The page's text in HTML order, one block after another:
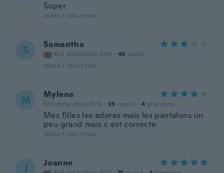
Super
około 7 roku temu
S Samantha
Rok dołączenia 2019 · 46 opinie
około 7 roku temu
M Mylene
Rok dołączenia 2015 · 25 opinie · 4 przesłane
Mes filles les adores mais les pantalons un
peu grand mais c est correcte
około 7 roku temu
J Joanne